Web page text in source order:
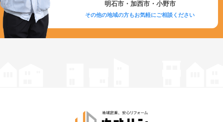
明石市・加西市・小野市
その他の地域の方もお気軽にご相談ください